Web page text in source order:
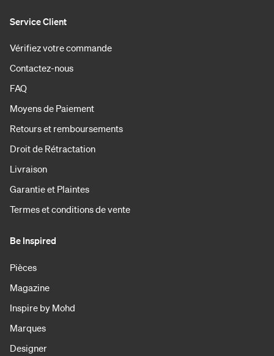
Service Client
Vérifiez votre commande
Contactez-nous
FAQ
Moyens de Paiement
Retours et remboursements
Droit de Rétractation
Livraison
Garantie et Plaintes
Termes et conditions de vente
Be Inspired
Pièces
Magazine
Inspire by Mohd
Marques
Designer